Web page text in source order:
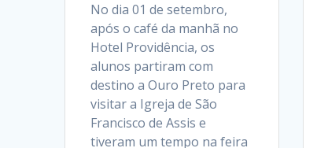
No dia 01 de setembro,
após o café da manhã no
Hotel Providência, os
alunos partiram com
destino a Ouro Preto para
visitar a Igreja de São
Francisco de Assis e
tiveram um tempo na feira